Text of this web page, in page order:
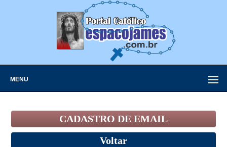
MENU
CADASTRO DE EMAIL
Voltar